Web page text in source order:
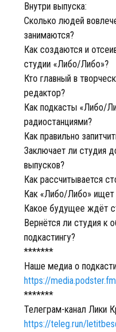
Внутри выпуска:
Сколько людей
занимаются?
Как создаются и
студии «Либо/Либо»?
Кто главный в
редактор?
Как подкасты «Либо/
радиостанциями?
Как правильно
Заключает ли студия
выпусков?
Как рассчитывается
Как «Либо/Либо»
Какое будущее ждёт
Вернётся ли студия к
подкастингу?
*******
Наше медиа о
https://media.podster.fm
*******
Телеграм-канал Лики
https://teleg.run/